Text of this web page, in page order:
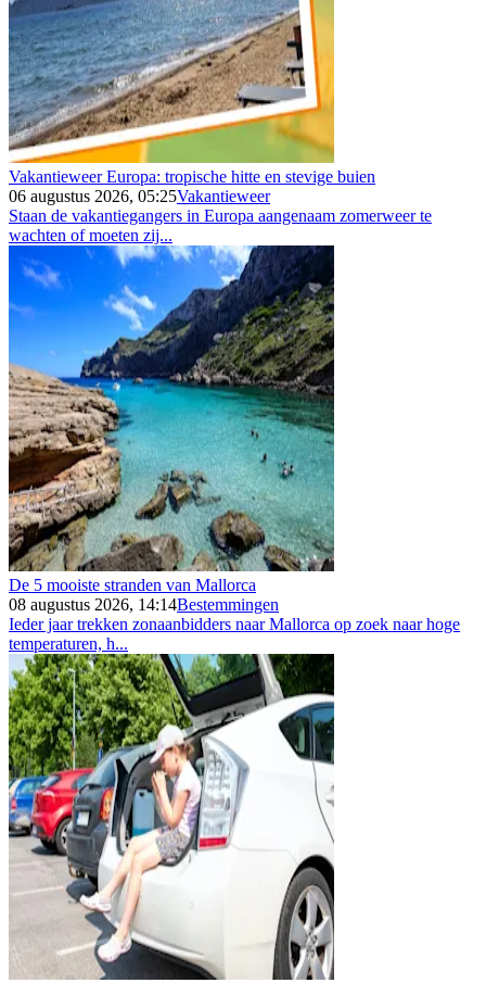
Vakantieweer Europa: tropische hitte en stevige buien
06 augustus 2026, 05:25Vakantieweer
Staan de vakantiegangers in Europa aangenaam zomerweer te
wachten of moeten zij...
De 5 mooiste stranden van Mallorca
08 augustus 2026, 14:14Bestemmingen
Ieder jaar trekken zonaanbidders naar Mallorca op zoek naar hoge
temperaturen, h...